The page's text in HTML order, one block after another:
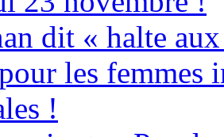
dit « halte
les femmes
!